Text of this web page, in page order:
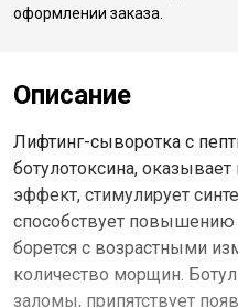
оформлении заказа.
Описание
Лифтинг-сыворотка с
ботулотоксина,
эффект, стимулирует
способствует повышению
борется с возрастными
количество морщин.
заломы, припятствует